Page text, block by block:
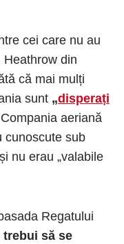
cei care nu au
din
că mai mulți
sunt „disperați
aeriană
cunoscute sub
nu erau „valabile
Regatului
trebui să se